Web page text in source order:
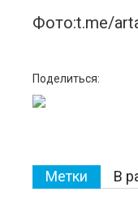
Фото:t.me/
Поделиться:
Метки В